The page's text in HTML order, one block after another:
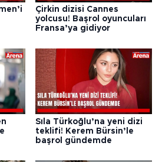
Çirkin dizisi Cannes
yolcusu! Başrol oyuncuları
Fransa’ya gidiyor
Sıla Türkoğlu’na yeni dizi
teklifi! Kerem Bürsin’le
başrol gündemde